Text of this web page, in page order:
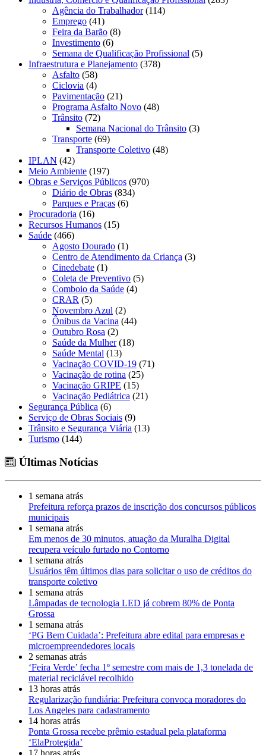
Agência do Trabalhador(114)
Emprego (41)
Feira da Barão (8)
Investimento (6)
Semana de Qualificação Profissional (5)
Infraestrutura e Planejamento (378)
Asfalto (58)
Ciclovia (4)
Pavimentação (21)
Programa Asfalto Novo (48)
Trânsito (72)
Semana Nacional do Trânsito (3)
Transporte (69)
Transporte Coletivo (48)
IPLAN (42)
Meio Ambiente (197)
Obras e Serviços Públicos (970)
Diário de Obras (834)
Parques e Praças (6)
Procuradoria (16)
Recursos Humanos (15)
Saúde (466)
Agosto Dourado (1)
Centro de Atendimento da Criança (3)
Cinedebate (1)
Coleta de Preventivo (5)
Comboio da Saúde (4)
CRAR (5)
Novembro Azul (2)
Ônibus da Vacina (44)
Outubro Rosa (2)
Saúde da Mulher(18)
Saúde Mental (13)
Vacinação COVID-19 (71)
Vacinação de rotina (25)
Vacinação GRIPE (15)
Vacinação Pediátrica (21)
Segurança Pública (6)
Serviço de Obras Sociais (9)
Trânsito e Segurança Viária (13)
Turismo (144)
Últimas Notícias
1 semana atrás
Prefeitura reforça prazos de inscrição dos concursos públicos
municipais
1 semana atrás
Em menos de 30 minutos, atuação da Muralha Digital
recupera veículo furtado no Contorno
1 semana atrás
Usuários têm últimos dias para solicitar o uso de créditos do
transporte coletivo
1 semana atrás
Lâmpadas de tecnologia LED já cobrem 80% de Ponta
Grossa
1 semana atrás
‘PG Bem Cuidada’: Prefeitura abre edital para empresas e
microempreendedores locais
2 semanas atrás
‘Feira Verde’ fecha 1º semestre com mais de 1,3 tonelada de
material reciclável recolhido
13 horas atrás
Regularização fundiária: Prefeitura convoca moradores do
Los Angeles para cadastramento
14 horas atrás
Ponta Grossa recebe prêmio estadual pela plataforma
‘ElaProtegida’
17 horas atrás